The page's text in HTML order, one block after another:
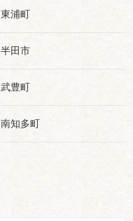
東浦町
半田市
武豊町
南知多町